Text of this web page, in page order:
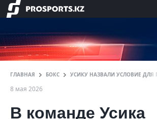
ГЛАВНАЯ БОКС УСИКУ НАЗВАЛИ УСЛОВИЕ
8 мая 2026
В команде Усика